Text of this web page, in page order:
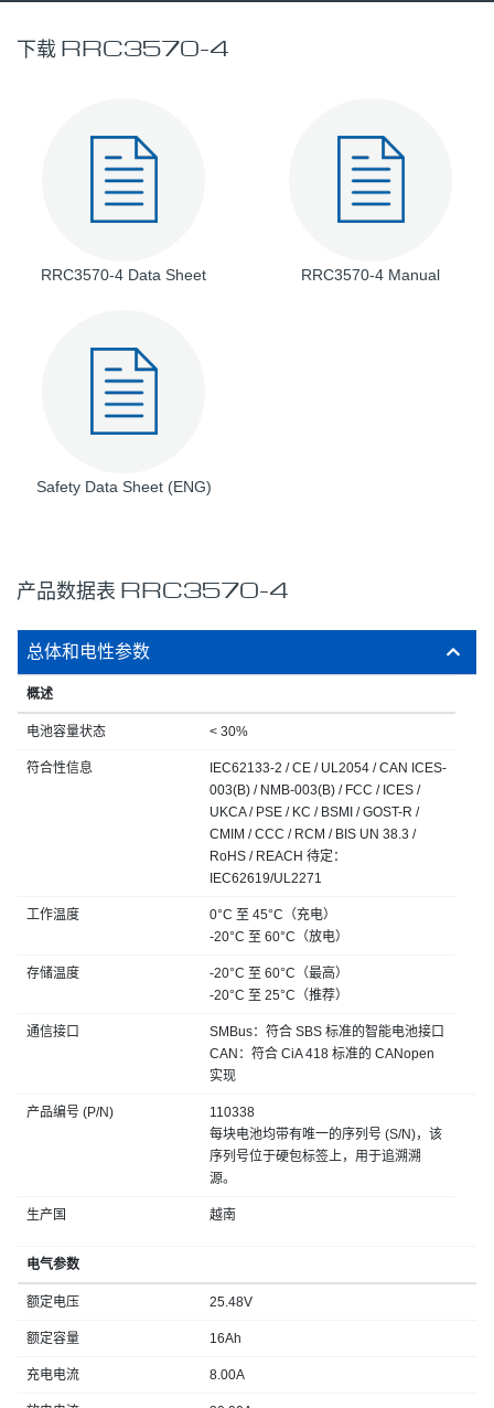
下载 RRC3570-4
RRC3570-4 Data Sheet RRC3570-4 Manual
Safety Data Sheet (ENG)
产品数据表 RRC3570-4
总体和电性参数
概述
电池容量状态 < 30%
符合性信息
IEC62133-2 / CE / UL2054 / CAN ICES-
003(B) / NMB-003(B) / FCC / ICES /
UKCA / PSE / KC / BSMI / GOST-R /
CMIM / CCC / RCM / BIS UN 38.3 /
RoHS / REACH 待定：
IEC62619/UL2271
工作温度
0°C 至 45°C（充电）
-20°C 至 60°C（放电）
存储温度
-20°C 至 60°C（最高）
-20°C 至 25°C（推荐）
通信接口
SMBus：符合 SBS 标准的智能电池接口
CAN：符合 CiA 418 标准的 CANopen
实现
产品编号 (P/N)
110338
每块电池均带有唯一的序列号 (S/N)，该
序列号位于硬包标签上，用于追溯溯
源。
生产国 越南
电气参数
额定电压 25.48V
额定容量 16Ah
充电电流 8.00A